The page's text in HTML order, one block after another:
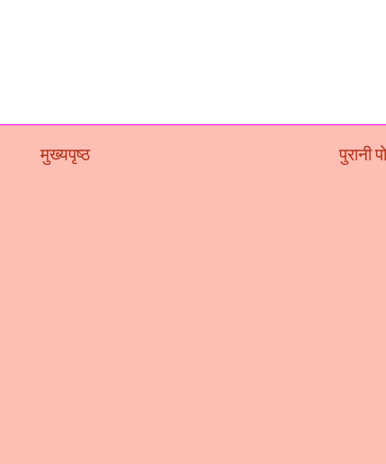
पुरानी
मुख्यपृष्ठ